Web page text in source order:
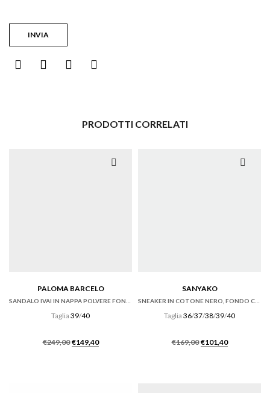
PRODOTTI CORRELATI
PALOMA BARCELO
SANDALO IVAI IN NAPPA POLVERE FONDO GOMMA
Taglia 39/40
€249,00 Il
€149,40Il
SANYAKO
SNEAKER IN COTONE NERO, FONDO CASSETTA
Taglia 36/37/38/39/40
€169,00 Il
€101,40Il